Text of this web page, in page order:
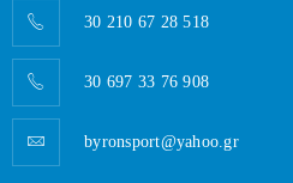
30 210 67 28 518
30 697 33 76 908
byronsport@yahoo.gr